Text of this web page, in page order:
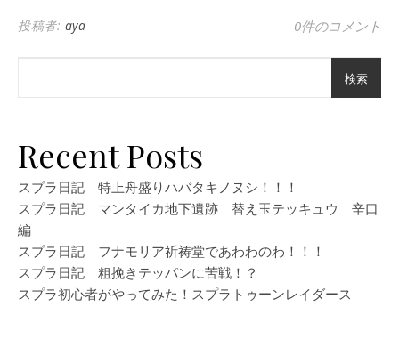
投稿者: aya 0件のコメント
検索
Recent Posts
スプラ日記 特上舟盛りハバタキノヌシ！！！
スプラ日記 マンタイカ地下遺跡 替え玉テッキュウ 辛口
編
スプラ日記 フナモリア祈祷堂であわわのわ！！！
スプラ日記 粗挽きテッパンに苦戦！？
スプラ初心者がやってみた！スプラトゥーンレイダース